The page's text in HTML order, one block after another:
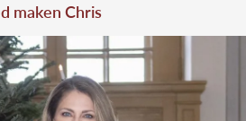
maken Chris